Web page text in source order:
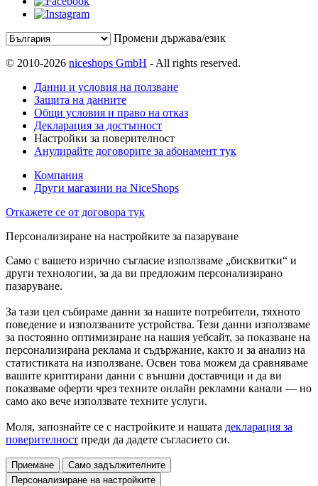
Промени държава/език
© 2010-2026 niceshops GmbH - All rights reserved.
Данни и условия на ползване
Защита на данните
Общи условия и право на отказ
Декларация за достъпност
Настройки за поверителност
Анулирайте договорите за абонамент тук
Компания
Други магазини на NiceShops
Откажете се от договора тук
Персонализиране на настройките за пазаруване
Само с вашето изрично съгласие използваме „бисквитки“ и
други технологии, за да ви предложим персонализирано
пазаруване.
За тази цел събираме данни за нашите потребители, тяхното
поведение и използваните устройства. Тези данни използваме
за постоянно оптимизиране на нашия уебсайт, за показване на
персонализирана реклама и съдържание, както и за анализ на
статистиката на използване. Освен това можем да сравняваме
вашите криптирани данни с външни доставчици и да ви
показваме оферти чрез техните онлайн рекламни канали — но
само ако вече използвате техните услуги.
Моля, запознайте се с настройките и нашата декларация за
поверителност преди да дадете съгласието си.
Приемане
Само задължителните
Персонализиране на настройките